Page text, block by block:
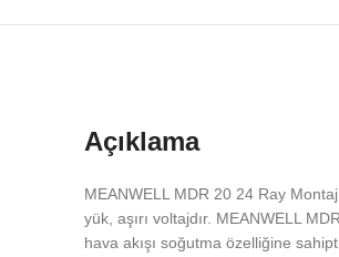
Açıklama
MEANWELL MDR 20 24 Ray
yük, aşırı voltajdır. MEANWELL
hava akışı soğutma özelliğine